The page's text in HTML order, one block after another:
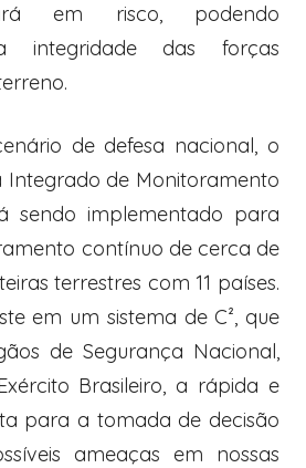
em risco, podendo
integridade das forças
de defesa nacional, o
Integrado de Monitoramento
sendo implementado para
contínuo de cerca de
terrestres com 11 países.
em um sistema de C², que
de Segurança Nacional,
Brasileiro, a rápida e
para a tomada de decisão
ameaças em nossas